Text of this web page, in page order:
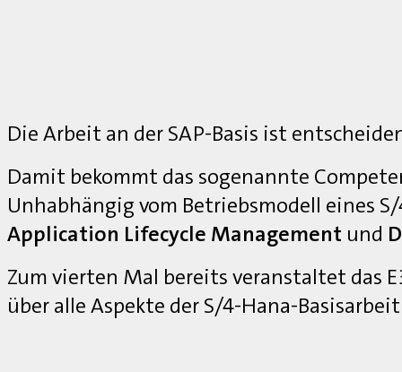
Die Arbeit an der SAP-Basis ist
Damit bekommt das sogenannte
Unhabhängig vom Betriebsmodell eines
Application Lifecycle Management und
Zum vierten Mal bereits veranstaltet das
über alle Aspekte der S/4-Hana-